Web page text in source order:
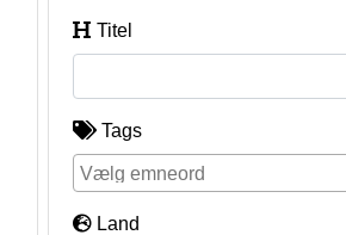
Titel
Tags
Land